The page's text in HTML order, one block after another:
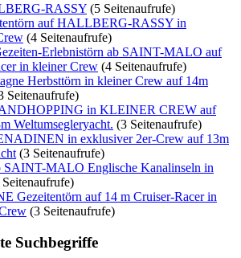
RASSY (5 Seitenaufrufe)
auf HALLBERG-RASSY in
(4 Seitenaufrufe)
Erlebnistörn ab SAINT-MALO auf
in kleiner Crew (4 Seitenaufrufe)
Herbsttörn in kleiner Crew auf 14m
Seitenaufrufe)
in KLEINER CREW auf
Weltumsegleryacht. (3 Seitenaufrufe)
in exklusiver 2er-Crew auf 13m
(3 Seitenaufrufe)
SAINT-MALO Englische Kanalinseln in
Gezeitentörn auf 14 m Cruiser-Racer in
(3 Seitenaufrufe)
Suchbegriffe